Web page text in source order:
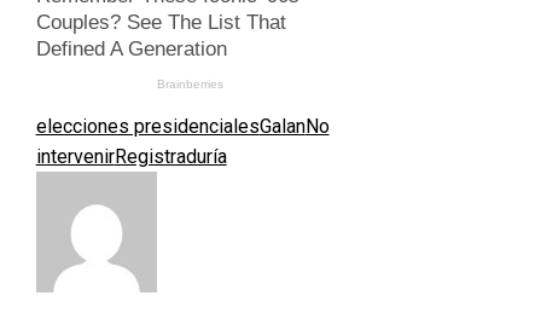
elecciones presidencialesGalanNo
intervenirRegistraduría